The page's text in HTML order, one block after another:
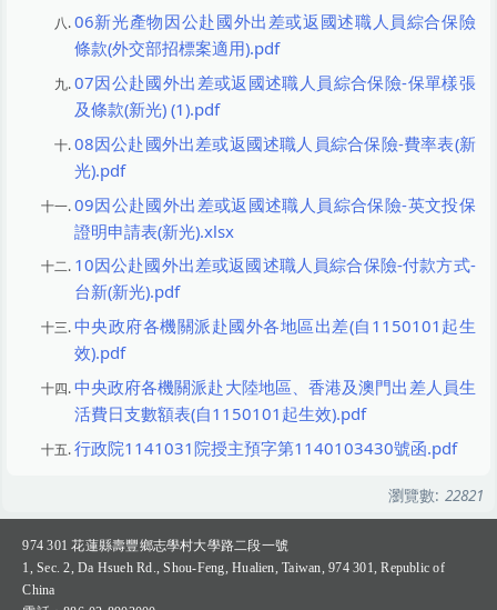
06新光產物因公赴國外出差或返國述職人員綜合保險
條款(外交部招標案適用).pdf
07因公赴國外出差或返國述職人員綜合保險-保單樣張
及條款(新光) (1).pdf
08因公赴國外出差或返國述職人員綜合保險-費率表(新
光).pdf
09因公赴國外出差或返國述職人員綜合保險-英文投保
證明申請表(新光).xlsx
10因公赴國外出差或返國述職人員綜合保險-付款方式-
台新(新光).pdf
中央政府各機關派赴國外各地區出差(自1150101起生
效).pdf
中央政府各機關派赴大陸地區、香港及澳門出差人員生
活費日支數額表(自1150101起生效).pdf
行政院1141031院授主預字第1140103430號函.pdf
瀏覽數: 22821
974 301花蓮縣壽豐鄉志學村大學路二段一號
1, Sec. 2, Da Hsueh Rd., Shou-Feng, Hualien, Taiwan, 974 301, Republic of
China